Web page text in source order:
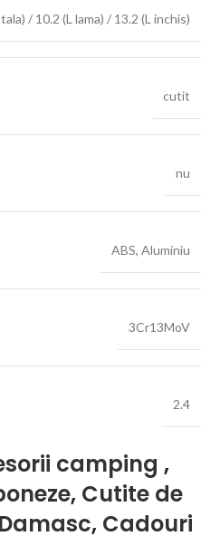
/ 10.2 (L lama) / 13.2 (L inchis)
cutit
nu
ABS, Aluminiu
3Cr13MoV
2.4
camping ,
, Cutite de
, Cadouri